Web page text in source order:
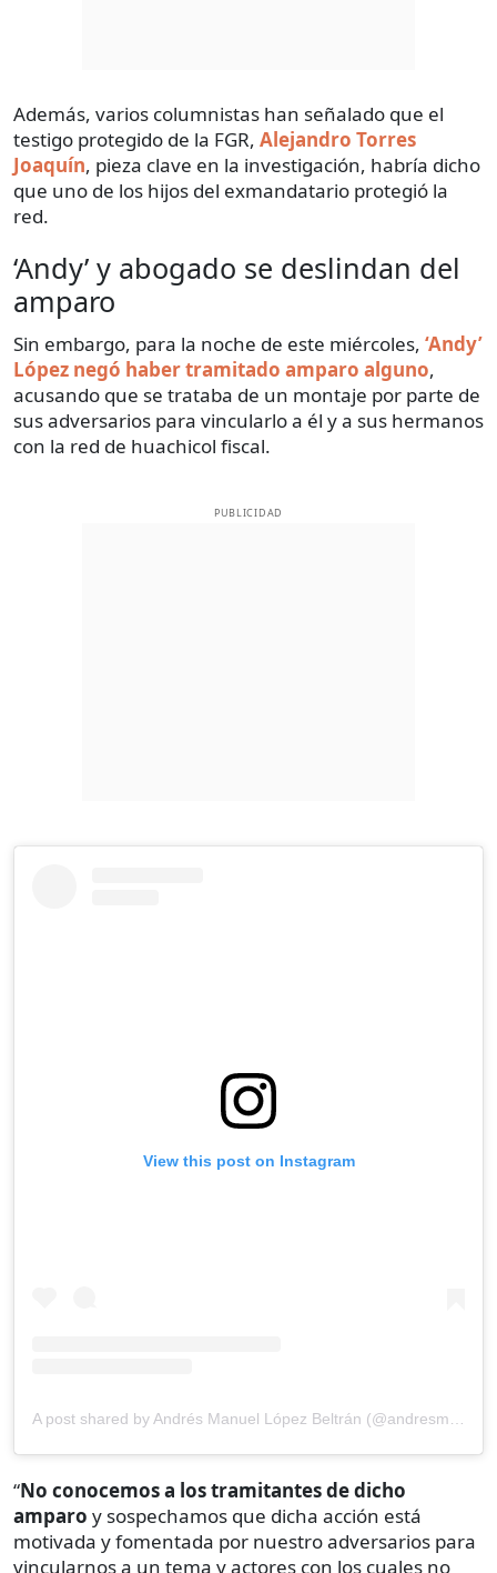
Además, varios columnistas han señalado que el
testigo protegido de la FGR, Alejandro Torres
Joaquín, pieza clave en la investigación, habría dicho
que uno de los hijos del exmandatario protegió la
red.
‘Andy’ y abogado se deslindan del
amparo
Sin embargo, para la noche de este miércoles, ‘Andy’
López negó haber tramitado amparo alguno,
acusando que se trataba de un montaje por parte de
sus adversarios para vincularlo a él y a sus hermanos
con la red de huachicol fiscal.
PUBLICIDAD
View this post on Instagram
“No conocemos a los tramitantes de dicho
amparo y sospechamos que dicha acción está
motivada y fomentada por nuestro adversarios para
vincularnos a un tema y actores con los cuales no